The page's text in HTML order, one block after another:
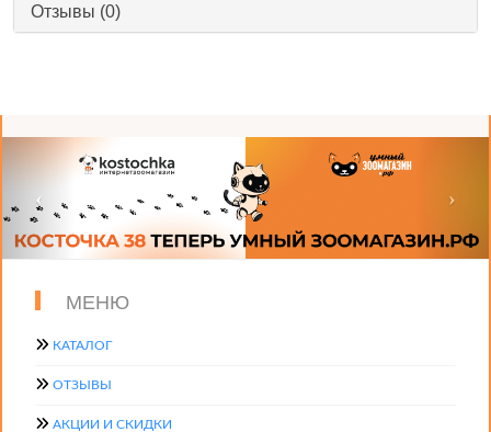
Отзывы (0)
МЕНЮ
КАТАЛОГ
ОТЗЫВЫ
АКЦИИ И СКИДКИ